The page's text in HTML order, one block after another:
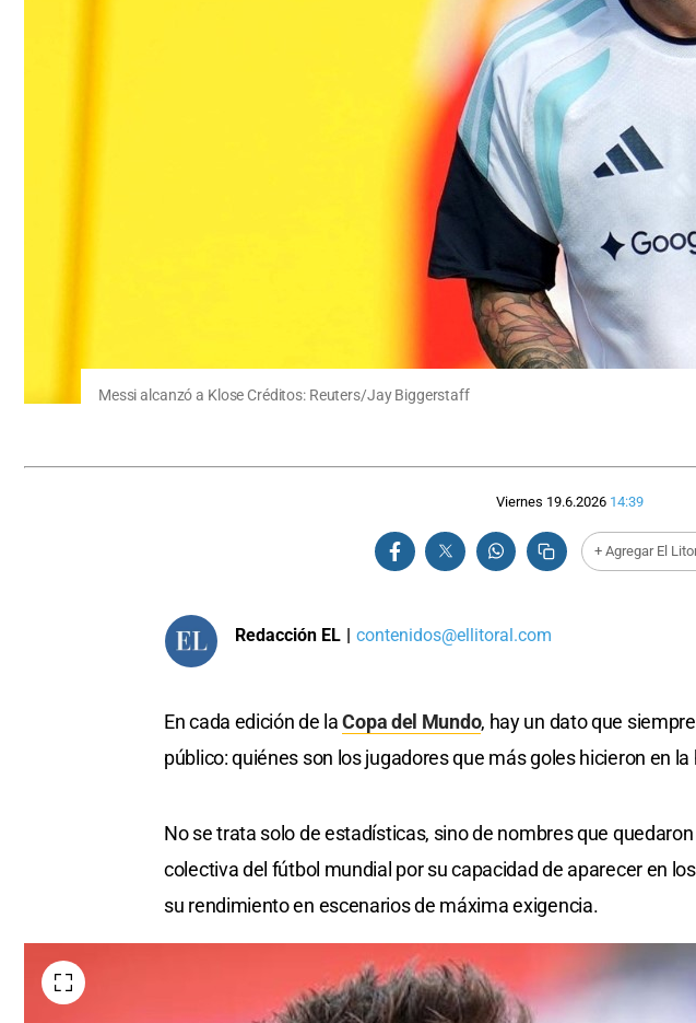
Messi alcanzó a Klose Créditos: Reuters/Jay Biggerstaff
Viernes 19.6.2026 14:39
+ Agregar El
Redacción EL | contenidos@ellitoral.com
En cada edición de laCopa del Mundo, hay un dato que
público: quiénes son los jugadores que más goles hicieron en
No se trata solo de estadísticas, sino de nombres que
colectiva del fútbol mundial por su capacidad de aparecer en
su rendimiento en escenarios de máxima exigencia.